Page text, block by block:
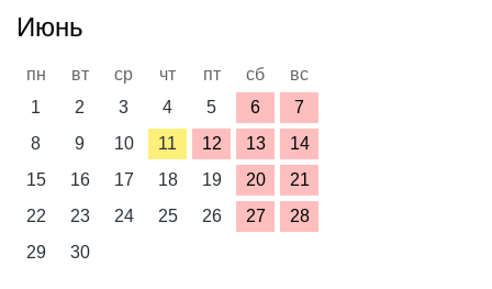
Июнь
пн вт ср чт пт сб
вс
1
2 3 4 5 6
7
8
9 10 11 12 13
14
15
16 17 18 19 20
21
22
23 24 25 26 27
28
29
30